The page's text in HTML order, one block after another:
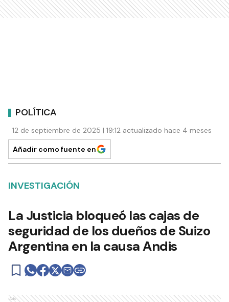
POLÍTICA
12 de septiembre de 2025 | 19:12 actualizado hace 4 meses
Añadir como fuente en
INVESTIGACIÓN
La Justicia bloqueó las cajas de
seguridad de los dueños de Suizo
Argentina en la causa Andis
Ads